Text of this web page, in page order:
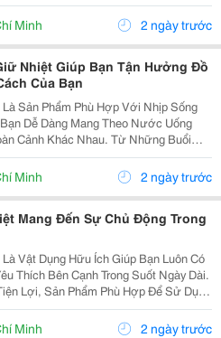
Trong Nhiều Hoạt Động Khác Nhau.
Minh 2 ngày trước
Nhiệt Giúp Bạn Tận Hưởng Đồ
Của Bạn
Sản Phẩm Phù Hợp Với Nhịp Sống
Dễ Dàng Mang Theo Nước Uống
Cảnh Khác Nhau. Từ Những Buổi
Việc Bận Rộn Đến Các Chuyến Đi Xa,
Phù Hợp Sẽ Giúp Bạn Luôn Chủ Động
Minh 2 ngày trước
Mang Đến Sự Chủ Động Trong
Vật Dụng Hữu Ích Giúp Bạn Luôn Có
Thích Bên Cạnh Trong Suốt Ngày Dài.
Lợi, Sản Phẩm Phù Hợp Để Sử Dụng
Tập Luyện Hoặc Tham Gia Các
Hoạt Động Ngoài Trời. Xác Định Nhu Cầu Trước...
Minh 2 ngày trước